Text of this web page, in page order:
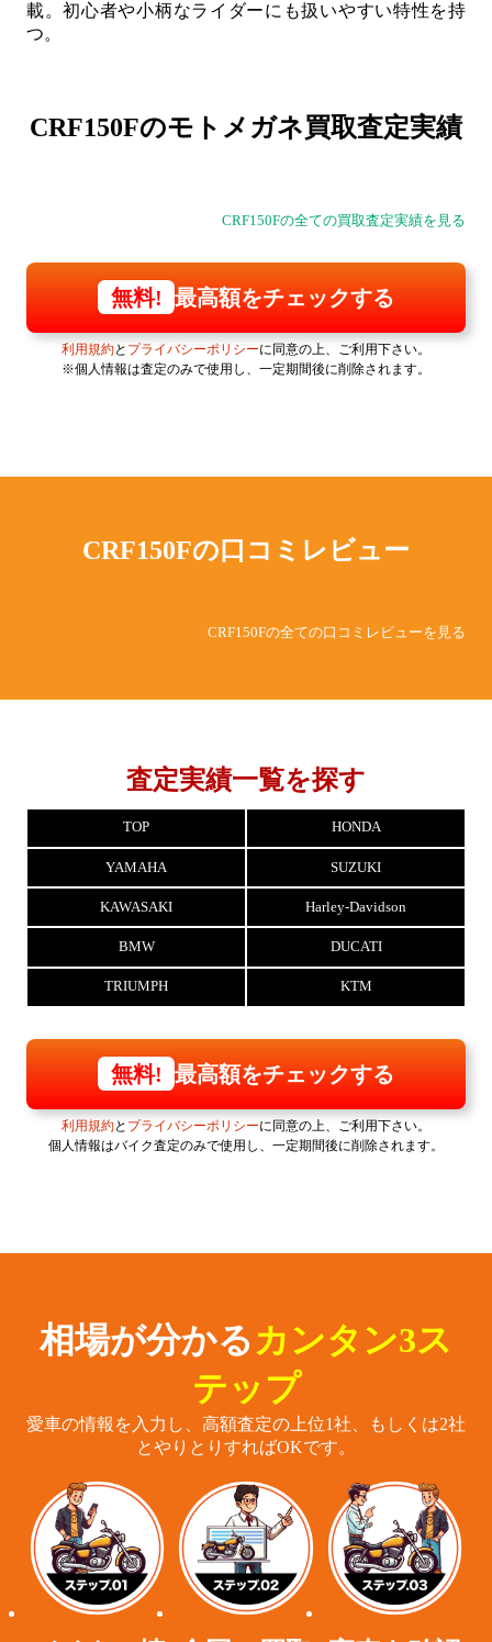
載。初心者や小柄なライダーにも扱いやすい特性を持
つ。
CRF150Fのモトメガネ買取査定実績
CRF150Fの全ての買取査定実績を見る
無料! 最高額をチェックする
利用規約と プライバシーポリシーに同意の上、ご利用下さい。
※個人情報は査定のみで使用し、一定期間後に削除されます。
CRF150Fの 口コミレビュー
CRF150Fの全ての口コミレビューを見る
査定実績一覧を探す
TOP HONDA
YAMAHA SUZUKI
KAWASAKI Harley-Davidson
BMW DUCATI
TRIUMPH KTM
無料! 最高額をチェックする
利用規約と プライバシーポリシーに同意の上、ご利用下さい。
個人情報はバイク査定のみで使用し、一定期間後に削除されます。
相場が分かる カンタン3ス
テップ
愛車の情報を入力し、高額査定の上位1社、もしくは2社
とやりとりすればOKです。